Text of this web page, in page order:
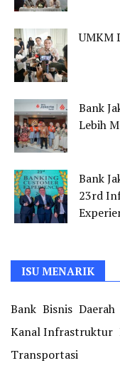
UMKM
Bank
Lebih
Bank
23rd
ISU MENARIK
Bank Bisnis Daerah
Kanal Infrastruktur
Transportasi